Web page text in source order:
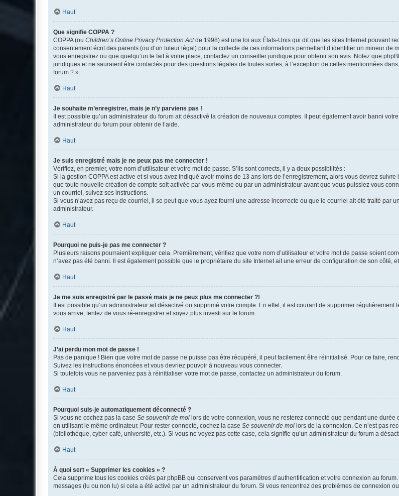
Haut
Que signifie COPPA ?
COPPA (ou Children’s Online Privacy Protection Actde 1998) est une loi aux États-Unis qui dit que les sites Internet pouvant
consentement écrit des parents (ou d’un tuteur légal) pour la collecte de ces informations permettant d’identifier un mineur de
vous enregistrez ou que quelqu’un le fait à votre place, contactez un conseiller juridique pour obtenir son avis. Notez que
juridiques et ne sauraient être contactés pour des questions légales de toutes sortes, à l’exception de celles mentionnées
forum ? ».
Haut
Je souhaite m’enregistrer, mais je n’y parviens pas !
Il est possible qu’un administrateur du forum ait désactivé la création de nouveaux comptes. Il peut également avoir banni
administrateur du forum pour obtenir de l’aide.
Haut
Je suis enregistré mais je ne peux pas me connecter !
Vérifiez, en premier, votre nom d’utilisateur et votre mot de passe. S’ils sont corrects, il y a deux possibilités :
Si la gestion COPPA est active et si vous avez indiqué avoir moins de 13 ans lors de l’enregistrement, alors vous devrez
que toute nouvelle création de compte soit activée par vous-même ou par un administrateur avant que vous puissiez vous
un courriel, suivez ses instructions.
Si vous n’avez pas reçu de courriel, il se peut que vous ayez fourni une adresse incorrecte ou que le courriel ait été traité par
administrateur.
Haut
Pourquoi ne puis-je pas me connecter ?
Plusieurs raisons pourraient expliquer cela. Premièrement, vérifiez que votre nom d’utilisateur et votre mot de passe soient
n’avez pas été banni. Il est également possible que le propriétaire du site Internet ait une erreur de configuration de son côté,
Haut
Je me suis enregistré par le passé mais je ne peux plus me connecter ?!
Il est possible qu’un administrateur ait désactivé ou supprimé votre compte. En effet, il est courant de supprimer
vous arrive, tentez de vous ré-enregistrer et soyez plus investi sur le forum.
Haut
J’ai perdu mon mot de passe !
Pas de panique ! Bien que votre mot de passe ne puisse pas être récupéré, il peut facilement être réinitialisé. Pour ce faire,
Suivez les instructions énoncées et vous devriez pouvoir à nouveau vous connecter.
Si toutefois vous ne parveniez pas à réinitialiser votre mot de passe, contactez un administrateur du forum.
Haut
Pourquoi suis-je automatiquement déconnecté ?
Si vous ne cochez pas la case Se souvenir de moi lors de votre connexion, vous ne resterez connecté que pendant une
en utilisant le même ordinateur. Pour rester connecté, cochez la case Se souvenir de moi lors de la connexion. Ce n’est pas
(bibliothèque, cyber-café, université, etc.). Si vous ne voyez pas cette case, cela signifie qu’un administrateur du forum a
Haut
À quoi sert « Supprimer les cookies » ?
Cela supprime tous les cookies créés par phpBB qui conservent vos paramètres d’authentification et votre connexion au
messages (lu ou non lu) si cela a été activé par un administrateur du forum. Si vous rencontrez des problèmes de connexion